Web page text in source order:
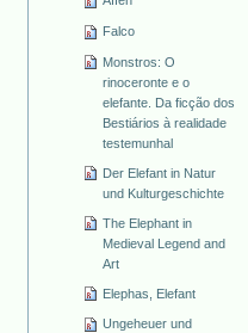
Falco
Monstros: O
rinoceronte e o
elefante. Da ficção dos
Bestiários à realidade
testemunhal
Der Elefant in Natur
und Kulturgeschichte
The Elephant in
Medieval Legend and
Art
Elephas, Elefant
Ungeheuer und